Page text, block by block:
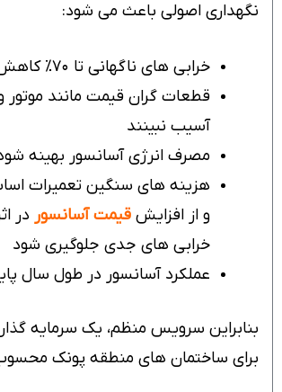
نگهداری اصولی باعث می شود:
خرابی های ناگهانی تا ۷۰٪ کاهش پیدا کنند
قطعات گران قیمت مانند موتور و
آسیب نبینند
مصرف انرژی آسانسور بهینه
هزینه های سنگین تعمیرات
و از افزایش قیمت آسانسور در
خرابی های جدی جلوگیری شود
عملکرد آسانسور در طول سال
بنابراین سرویس منظم، یک سرمایه
برای ساختمان های منطقه پونک